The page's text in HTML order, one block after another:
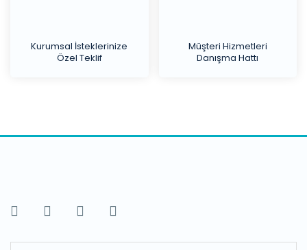
Kurumsal İsteklerinize
Özel Teklif
Müşteri Hizmetleri
Danışma Hattı